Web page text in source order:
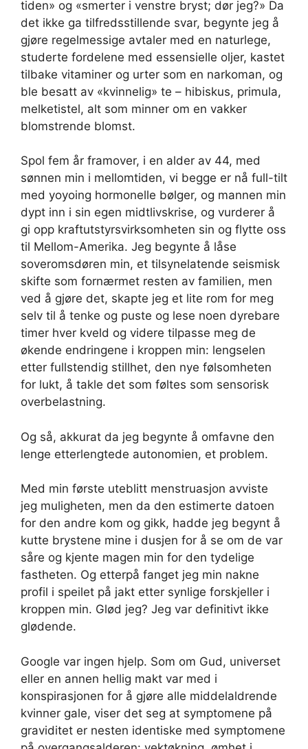
tiden» og «smerter i venstre bryst; dør jeg?» Da
det ikke ga tilfredsstillende svar, begynte jeg å
gjøre regelmessige avtaler med en naturlege,
studerte fordelene med essensielle oljer, kastet
tilbake vitaminer og urter som en narkoman, og
ble besatt av «kvinnelig» te – hibiskus, primula,
melketistel, alt som minner om en vakker
blomstrende blomst.
Spol fem år framover, i en alder av 44, med
sønnen min i mellomtiden, vi begge er nå full-tilt
med yoyoing hormonelle bølger, og mannen min
dypt inn i sin egen midtlivskrise, og vurderer å
gi opp kraftutstyrsvirksomheten sin og flytte oss
til Mellom-Amerika. Jeg begynte å låse
soveromsdøren min, et tilsynelatende seismisk
skifte som fornærmet resten av familien, men
ved å gjøre det, skapte jeg et lite rom for meg
selv til å tenke og puste og lese noen dyrebare
timer hver kveld og videre tilpasse meg de
økende endringene i kroppen min: lengselen
etter fullstendig stillhet, den nye følsomheten
for lukt, å takle det som føltes som sensorisk
overbelastning.
Og så, akkurat da jeg begynte å omfavne den
lenge etterlengtede autonomien, et problem.
Med min første uteblitt menstruasjon avviste
jeg muligheten, men da den estimerte datoen
for den andre kom og gikk, hadde jeg begynt å
kutte brystene mine i dusjen for å se om de var
såre og kjente magen min for den tydelige
fastheten. Og etterpå fanget jeg min nakne
profil i speilet på jakt etter synlige forskjeller i
kroppen min. Glød jeg? Jeg var definitivt ikke
glødende.
Google var ingen hjelp. Som om Gud, universet
eller en annen hellig makt var med i
konspirasjonen for å gjøre alle middelaldrende
kvinner gale, viser det seg at symptomene på
graviditet er nesten identiske med symptomene